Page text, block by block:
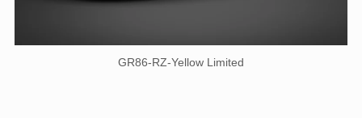
GR86-RZ-Yellow Limited